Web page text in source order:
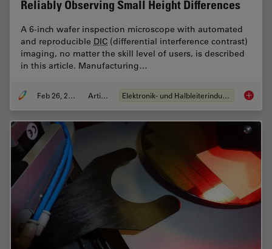
Reliably Observing Small Height Differences
A 6-inch wafer inspection microscope with automated
and reproducible DIC (differential interference contrast)
imaging, no matter the skill level of users, is described
in this article. Manufacturing…
Feb 26, 2026 Artikel Elektronik- und Halbleiterindustrie 6-Inch